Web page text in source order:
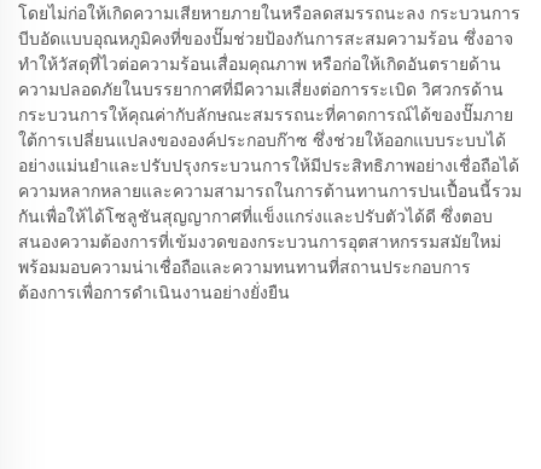
โดยไม่ก่อให้เกิดความเสียหายภายในหรือลดสมรรถนะลง กระบวนการ
บีบอัดแบบอุณหภูมิคงที่ของปั๊มช่วยป้องกันการสะสมความร้อน ซึ่งอาจ
ทำให้วัสดุที่ไวต่อความร้อนเสื่อมคุณภาพ หรือก่อให้เกิดอันตรายด้าน
ความปลอดภัยในบรรยากาศที่มีความเสี่ยงต่อการระเบิด วิศวกรด้าน
กระบวนการให้คุณค่ากับลักษณะสมรรถนะที่คาดการณ์ได้ของปั๊มภาย
ใต้การเปลี่ยนแปลงขององค์ประกอบก๊าซ ซึ่งช่วยให้ออกแบบระบบได้
อย่างแม่นยำและปรับปรุงกระบวนการให้มีประสิทธิภาพอย่างเชื่อถือได้
ความหลากหลายและความสามารถในการต้านทานการปนเปื้อนนี้รวม
กันเพื่อให้ได้โซลูชันสุญญากาศที่แข็งแกร่งและปรับตัวได้ดี ซึ่งตอบ
สนองความต้องการที่เข้มงวดของกระบวนการอุตสาหกรรมสมัยใหม่
พร้อมมอบความน่าเชื่อถือและความทนทานที่สถานประกอบการ
ต้องการเพื่อการดำเนินงานอย่างยั่งยืน